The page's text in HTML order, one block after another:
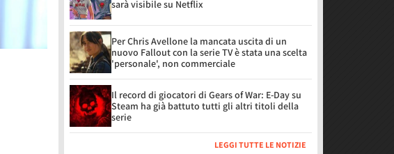
sarà visibile su Netflix
Per Chris Avellone la mancata uscita di un
nuovo Fallout con la serie TV è stata una scelta
'personale', non commerciale
Il record di giocatori di Gears of War: E-Day su
Steam ha già battuto tutti gli altri titoli della
serie
LEGGI TUTTE LE NOTIZIE